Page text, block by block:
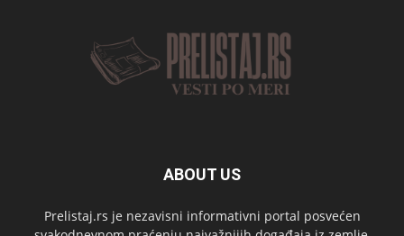
ABOUT US
Prelistaj.rs je nezavisni informativni portal posvećen